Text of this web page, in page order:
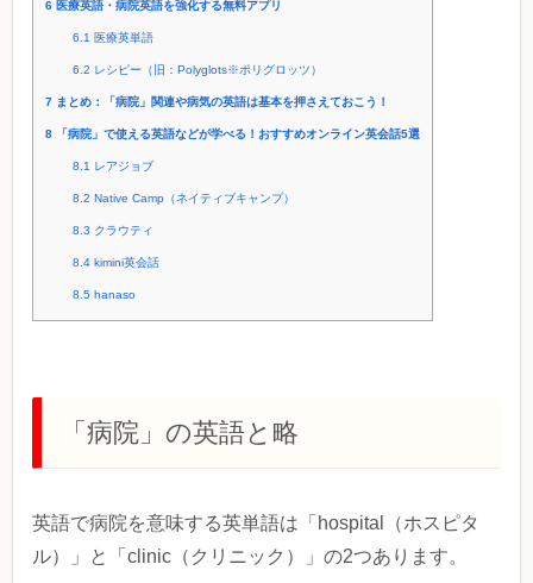
6 医療英語・病院英語を強化する無料アプリ
6.1 医療英単語
6.2 レシピー（旧：Polyglots※ポリグロッツ）
7 まとめ：「病院」関連や病気の英語は基本を押さえておこう！
8 「病院」で使える英語などが学べる！おすすめオンライン英会話5選
8.1 レアジョブ
8.2 Native Camp（ネイティブキャンプ）
8.3 クラウティ
8.4kimini英会話
8.5 hanaso
「病院」の英語と略
英語で病院を意味する英単語は「hospital（ホスピタ
ル）」と「clinic（クリニック）」の2つあります。